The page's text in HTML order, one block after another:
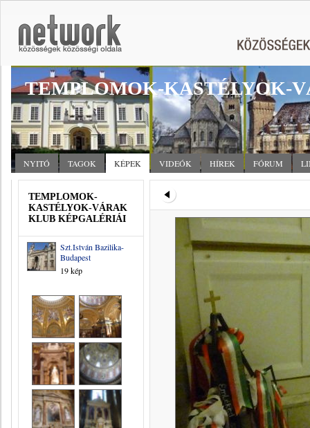
TEMPLOMOK-KASTÉLYOK-
NYITÓ TAGOK KÉPEK VIDEÓK HÍREK FÓRUM
TEMPLOMOK-
KASTÉLYOK-VÁRAK
KLUB KÉPGALÉRIÁI
Szt.István Bazilika-
Budapest
19 kép